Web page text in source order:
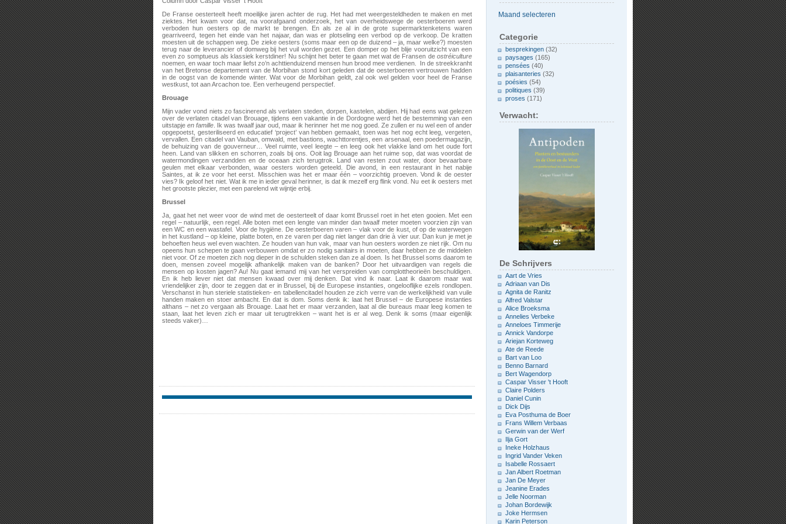
De Franse oesterteelt heeft moeilijke jaren achter de rug. Het had met weergesteldheden te maken en met
ziektes. Het kwam voor dat, na voorafgaand onderzoek, het van overheidswege de oesterboeren werd
verboden hun oesters op de markt te brengen. En als ze al in de grote supermarktenketens waren
gearriveerd, tegen het einde van het najaar, dan was er plotseling een verbod op de verkoop. De kratten
moesten uit de schappen weg. De zieke oesters (soms maar een op de duizend – ja, maar welke?) moesten
terug naar de leverancier of domweg bij het vuil worden gezet. Een domper op het blije vooruitzicht van een
even zo somptueus als klassiek kerstdiner! Nu schijnt het beter te gaan met wat de Fransen de ostréiculture
noemen, en waar toch maar liefst zo’n achttienduizend mensen hun brood mee verdienen. In de streekkranht
van het Bretonse departement van de Morbihan stond kort geleden dat de oesterboeren vertrouwen hadden
in de oogst van de komende winter. Wat voor de Morbihan geldt, zal ook wel gelden voor heel de Franse
westkust, tot aan Arcachon toe. Een verheugend perspectief.
Brouage
Mijn vader vond niets zo fascinerend als verlaten steden, dorpen, kastelen, abdijen. Hij had eens wat gelezen
over de verlaten citadel van Brouage, tijdens een vakantie in de Dordogne werd het de bestemming van een
uitstapjeen famille . Ik was twaalf jaar oud, maar ik herinner het me nog goed. Ze zullen er nu wel een of ander
opgepoetst, gesteriliseerd en educatief ‘project’ van hebben gemaakt, toen was het nog echt leeg, vergeten,
vervallen. Een citadel van Vauban, omwald, met bastions, wachttorentjes, een arsenaal, een poedermagazijn,
de behuizing van de gouverneur… Veel ruimte, veel leegte – en leeg ook het vlakke land om het oude fort
heen. Land van slikken en schorren, zoals bij ons. Ooit lag Brouage aan het ruime sop, dat was voordat de
watermondingen verzandden en de oceaan zich terugtrok. Land van resten zout water, door bevaarbare
geulen met elkaar verbonden, waar oesters worden geteeld. Die avond, in een restaurant in het nabije
Saintes, at ik ze voor het eerst. Misschien was het er maar één – voorzichtig proeven. Vond ik de oester
vies? Ik geloof het niet. Wat ik me in ieder geval herinner, is dat ik mezelf erg flink vond. Nu eet ik oesters met
het grootste plezier, met een parelend wit wijntje erbij.
Brussel
Ja, gaat het net weer voor de wind met de oesterteelt of daar komt Brussel roet in het eten gooien. Met een
regel – natuurlijk, een regel. Alle boten met een lengte van minder dan twaalf meter moeten voorzien zijn van
een WC en een wastafel. Voor de hygiëne. De oesterboeren varen – vlak voor de kust, of op de waterwegen
in het kustland – op kleine, platte boten, en ze varen per dag niet langer dan drie à vier uur. Dan kun je met je
behoeften heus wel even wachten. Ze houden van hun vak, maar van hun oesters worden ze niet rijk. Om nu
opeens hun schepen te gaan verbouwen omdat er zo nodig sanitairs in moeten, daar hebben ze de middelen
niet voor. Of ze moeten zich nog dieper in de schulden steken dan ze al doen. Is het Brussel soms daarom te
doen, mensen zoveel mogelijk afhankelijk maken van de banken? Door het uitvaardigen van regels die
mensen op kosten jagen? Au! Nu gaat iemand mij van het verspreiden van complottheorieën beschuldigen.
En ik heb liever niet dat mensen kwaad over mij denken. Dat vind ik naar. Laat ik daarom maar wat
vriendelijker zijn, door te zeggen dat er in Brussel, bij de Europese instanties, ongelooflijke ezels rondlopen.
Verschanst in hun steriele statistieken- en tabellencitadel houden ze zich verre van de werkelijkheid van vuile
handen maken en stoer ambacht. En dat is dom. Soms denk ik: laat het Brussel – de Europese instanties
althans – net zo vergaan als Brouage. Laat het er maar verzanden, laat al die bureaus maar leeg komen te
staan, laat het leven zich er maar uit terugtrekken – want het is er al weg. Denk ik soms (maar eigenlijk
steeds vaker)…
Categorie
besprekingen (32)
paysages (165)
pensées (40)
plaisanteries (32)
poésies (54)
politiques (39)
proses (171)
Verwacht:
De Schrijvers
Aart de Vries
Adriaan van Dis
Agnita de Ranitz
Alfred Valstar
Alice Broeksma
Annelies Verbeke
Anneloes Timmerije
Annick Vandorpe
Ariejan Korteweg
Ate de Reede
Bart van Loo
Benno Barnard
Bert Wagendorp
Caspar Visser 't Hooft
Claire Polders
Daniel Cunin
Dick Dijs
Eva Posthuma de Boer
Frans Willem Verbaas
Gerwin van der Werf
Ilja Gort
Ineke Holzhaus
Ingrid Vander Veken
Isabelle Rossaert
Jan Albert Roetman
Jan De Meyer
Jeanine Erades
Jelle Noorman
Johan Bordewijk
Joke Hermsen
Karin Peterson